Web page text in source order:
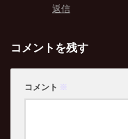
返信
コメントを残す
コメント ※